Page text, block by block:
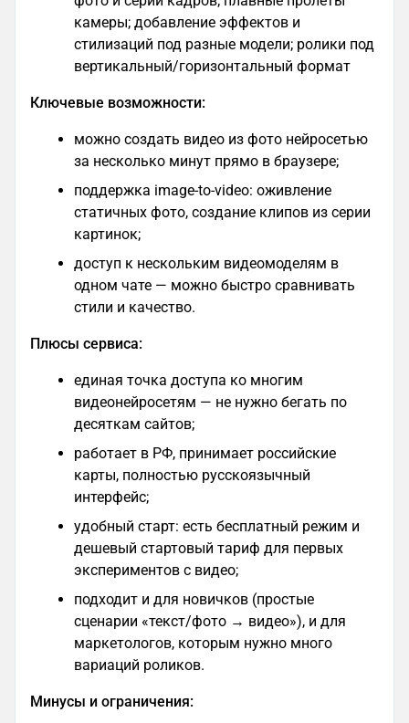
камеры; добавление эффектов и
стилизаций под разные модели; ролики под
вертикальный/горизонтальный формат
Ключевые возможности:
можно создать видео из фото нейросетью
за несколько минут прямо в браузере;
поддержка image-to-video: оживление
статичных фото, создание клипов из серии
картинок;
доступ к нескольким видеомоделям в
одном чате — можно быстро сравнивать
стили и качество.
Плюсы сервиса:
единая точка доступа ко многим
видеонейросетям — не нужно бегать по
десяткам сайтов;
работает в РФ, принимает российские
карты, полностью русскоязычный
интерфейс;
удобный старт: есть бесплатный режим и
дешевый стартовый тариф для первых
экспериментов с видео;
подходит и для новичков (простые
сценарии «текст/фото → видео»), и для
маркетологов, которым нужно много
вариаций роликов.
Минусы и ограничения: